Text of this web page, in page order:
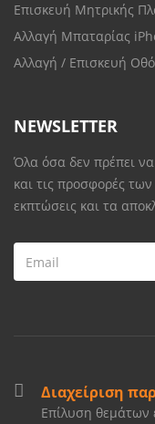
Επισκευή Μητρικής
Αλλαγή Μπαταρίας
Αλλαγή / Επισκευή
NEWSLETTER
Όλα όσα δεν πρέπει
και τις προσφορές
εκπτώσεις και τα
Διαχείριση
Επίλυση